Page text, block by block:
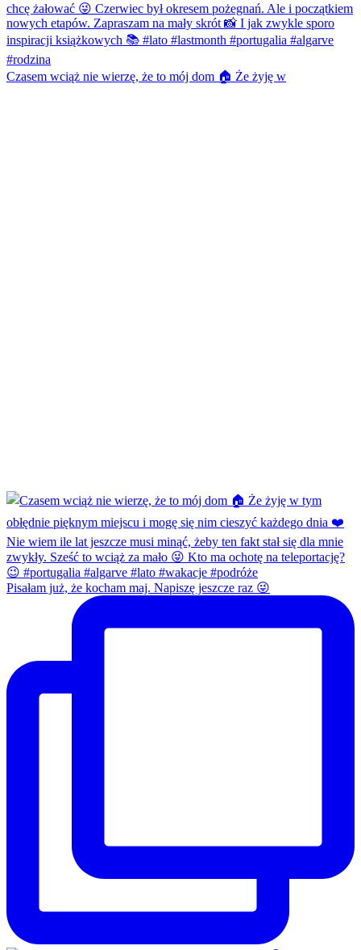
Czasem wciąż nie wierzę, że to mój dom 🏠 Że żyję w
Pisałam już, że kocham maj. Napiszę jeszcze raz 😜